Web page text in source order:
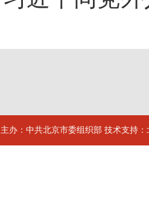
主办：中共北京市委组织部 技术支持